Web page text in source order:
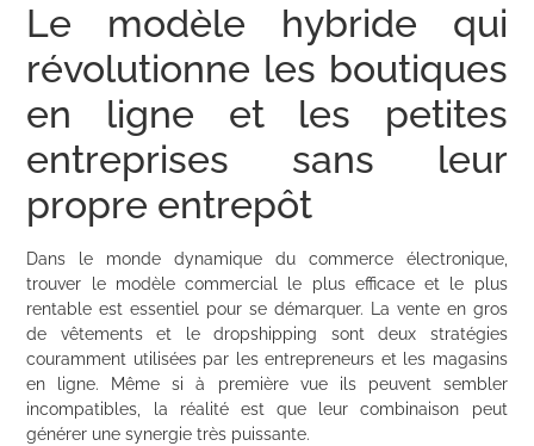
Le modèle hybride qui
révolutionne les boutiques
en ligne et les petites
entreprises sans leur
propre entrepôt
Dans le monde dynamique du commerce électronique,
trouver le modèle commercial le plus efficace et le plus
rentable est essentiel pour se démarquer. La vente en gros
de vêtements et le dropshipping sont deux stratégies
couramment utilisées par les entrepreneurs et les magasins
en ligne. Même si à première vue ils peuvent sembler
incompatibles, la réalité est que leur combinaison peut
générer une synergie très puissante.